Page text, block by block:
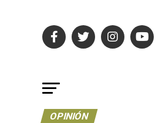
OPINIÓN